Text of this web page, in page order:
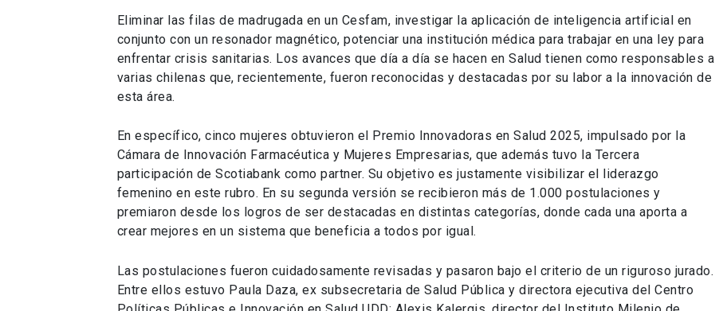
Eliminar las filas de madrugada en un Cesfam, investigar la aplicación de inteligencia artificial en
conjunto con un resonador magnético, potenciar una institución médica para trabajar en una ley para
enfrentar crisis sanitarias. Los avances que día a día se hacen en Salud tienen como responsables a
varias chilenas que, recientemente, fueron reconocidas y destacadas por su labor a la innovación de
esta área.
En específico, cinco mujeres obtuvieron el Premio Innovadoras en Salud 2025, impulsado por la
Cámara de Innovación Farmacéutica y Mujeres Empresarias, que además tuvo la Tercera
participación de Scotiabank como partner. Su objetivo es justamente visibilizar el liderazgo
femenino en este rubro. En su segunda versión se recibieron más de 1.000 postulaciones y
premiaron desde los logros de ser destacadas en distintas categorías, donde cada una aporta a
crear mejores en un sistema que beneficia a todos por igual.
Las postulaciones fueron cuidadosamente revisadas y pasaron bajo el criterio de un riguroso jurado.
Entre ellos estuvo Paula Daza, ex subsecretaria de Salud Pública y directora ejecutiva del Centro